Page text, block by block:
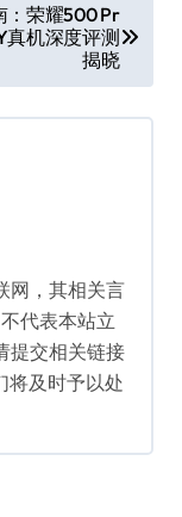
：荣耀500 Pr
真机深度评测
揭晓
网，其相关言
代表本站立
提交相关链接
将及时予以处